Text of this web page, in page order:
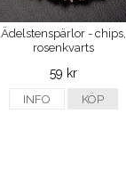
Ädelstenspärlor - chips,
rosenkvarts
59 kr
INFO KÖP